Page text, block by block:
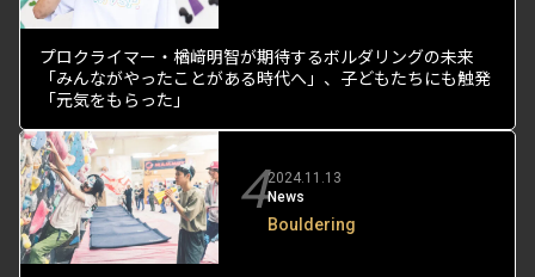
プロクライマー・楢﨑明智が期待するボルダリングの未来
「みんながやったことがある時代へ」、子どもたちにも触発
「元気をもらった」
42024.11.13
News
Bouldering